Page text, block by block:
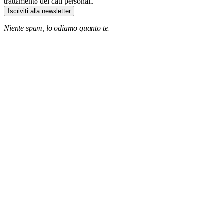
Iscriviti alla newsletter
Niente spam, lo odiamo quanto te.